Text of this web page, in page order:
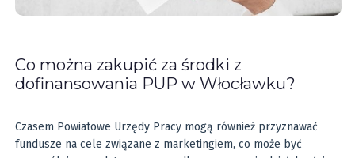
Co można zakupić za środki z
dofinansowania PUP w Włocławku?
Czasem Powiatowe Urzędy Pracy mogą również przyznawać
fundusze na cele związane z marketingiem, co może być